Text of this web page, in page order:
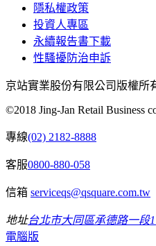
隱私權政策
投資人專區
永續報告書下載
性騷擾防治申訴
京站實業股份有限公司版權所
©2018 Jing-Jan Retail Business
專線(02) 2182-8888
客服0800-880-058
信箱 serviceqs@qsquare.com.tw
地址台北市大同區承德路一段
電腦版